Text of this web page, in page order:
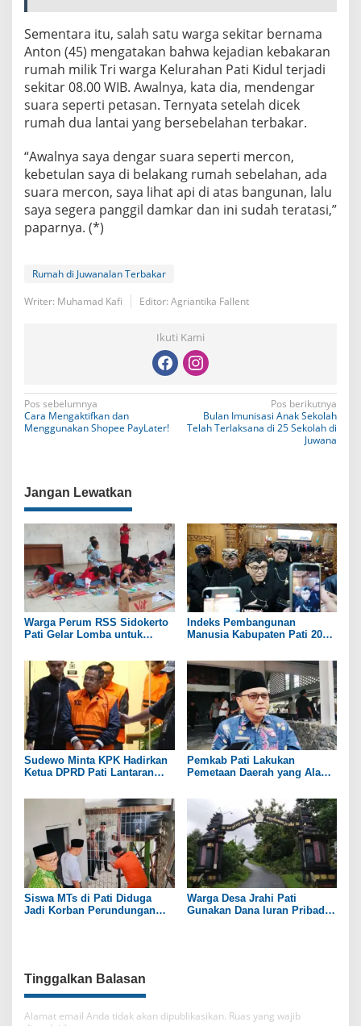
Sementara itu, salah satu warga sekitar bernama
Anton (45) mengatakan bahwa kejadian kebakaran
rumah milik Tri warga Kelurahan Pati Kidul terjadi
sekitar 08.00 WIB. Awalnya, kata dia, mendengar
suara seperti petasan. Ternyata setelah dicek
rumah dua lantai yang bersebelahan terbakar.
“Awalnya saya dengar suara seperti mercon,
kebetulan saya di belakang rumah sebelahan, ada
suara mercon, saya lihat api di atas bangunan, lalu
saya segera panggil damkar dan ini sudah teratasi,”
paparnya. (*)
Rumah di Juwanalan Terbakar
Writer: Muhamad Kafi
Editor: Agriantika Fallent
Ikuti Kami
N
a
g
a
s
i
p
o
s
Pos sebelumnya
Cara Mengaktifkan dan
Menggunakan Shopee PayLater!
Pos berikutnya
Bulan Imunisasi Anak Sekolah
Telah Terlaksana di 25 Sekolah di
Juwana
Jangan Lewatkan
Warga Perum RSS Sidokerto
Pati Gelar Lomba untuk
Indeks Pembangunan
Manusia Kabupaten Pati 2025
Sudewo Minta KPK Hadirkan
Ketua DPRD Pati Lantaran
Pemkab Pati Lakukan
Pemetaan Daerah yang Alami
Siswa MTs di Pati Diduga
Jadi Korban Perundungan
Warga Desa Jrahi Pati
Gunakan Dana Iuran Pribadi
Tinggalkan Balasan
Alamat email Anda tidak akan dipublikasikan. Ruas yang wajib